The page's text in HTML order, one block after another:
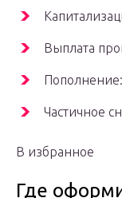
Выплата
Пополнение:
Частичное
В избранное
Где